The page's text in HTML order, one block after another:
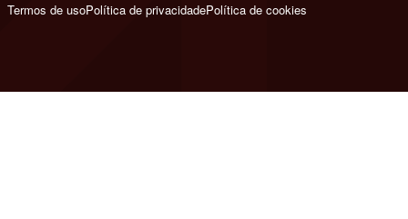
Termos de usoPolítica de privacidadePolítica de cookies